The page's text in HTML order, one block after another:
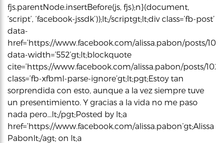
fjs.parentNode.insertBefore(js, fjs);n}(document,
‘script’, ‘facebook-jssdk’));lt;/scriptgt;lt;div class=’fb-post’
data-
href=’https://www.facebook.com/alissa.pabon/posts/
data-width=’552’gt;lt;blockquote
cite=’https://www.facebook.com/alissa.pabon/posts/
class=’fb-xfbml-parse-ignore’gt;lt;pgt;Estoy tan
sorprendida con esto, aunque a la vez siempre tuve
un presentimiento. Y gracias a la vida no me paso
nada pero…lt;/pgt;Posted by lt;a
href=’https://www.facebook.com/alissa.pabon’gt;Alissa
Pabonlt;/agt; on lt;a